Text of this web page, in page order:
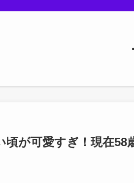
頃が可愛すぎ！現在58